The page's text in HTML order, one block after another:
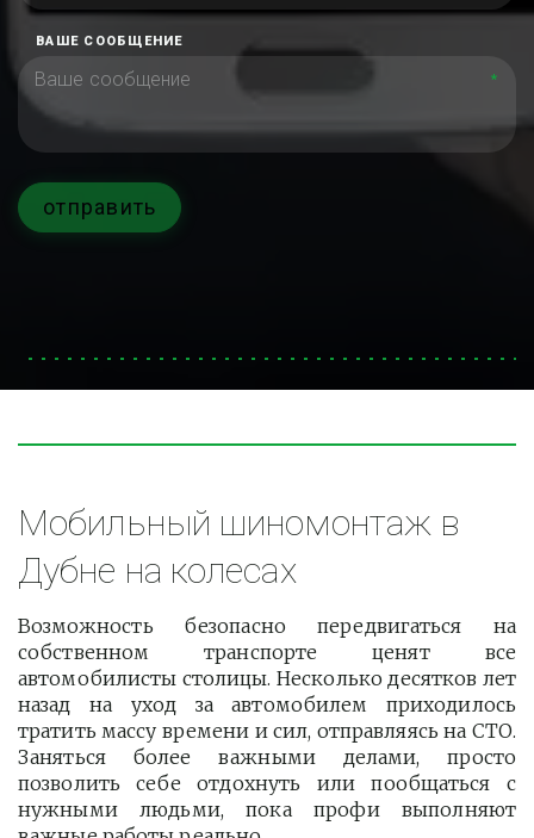
ВАШЕ СООБЩЕНИЕ
*
отправить
Мобильный шиномонтаж в
Дубне на колесах
Возможность безопасно передвигаться на
собственном транспорте ценят все
автомобилисты столицы. Несколько десятков лет
назад на уход за автомобилем приходилось
тратить массу времени и сил, отправляясь на СТО.
Заняться более важными делами, просто
позволить себе отдохнуть или пообщаться с
нужными людьми, пока профи выполняют